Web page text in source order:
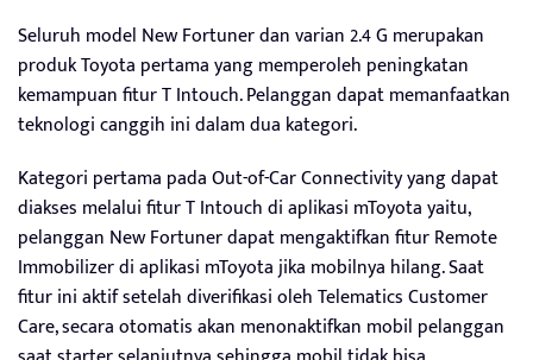
Seluruh model New Fortuner dan varian 2.4 G merupakan
produk Toyota pertama yang memperoleh peningkatan
kemampuan fitur T Intouch. Pelanggan dapat memanfaatkan
teknologi canggih ini dalam dua kategori.
Kategori pertama pada Out-of-Car Connectivity yang dapat
diakses melalui fitur T Intouch di aplikasi mToyota yaitu,
pelanggan New Fortuner dapat mengaktifkan fitur Remote
Immobilizer di aplikasi mToyota jika mobilnya hilang. Saat
fitur ini aktif setelah diverifikasi oleh Telematics Customer
Care, secara otomatis akan menonaktifkan mobil pelanggan